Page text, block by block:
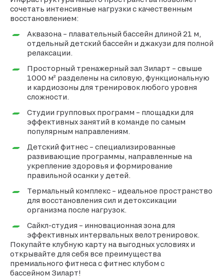
сочетать интенсивные нагрузки с качественным
восстановлением:
Аквазона – плавательный бассейн длиной 21 м,
отдельный детский бассейн и джакузи для полной
релаксации.
Просторный тренажерный зал Зиларт – свыше
1000 м² разделены на силовую, функциональную
и кардиозоны для тренировок любого уровня
сложности.
Студии групповых программ – площадки для
эффективных занятий в команде по самым
популярным направлениям.
Детский фитнес – специализированные
развивающие программы, направленные на
укрепление здоровья и формирование
правильной осанки у детей.
Термальный комплекс – идеальное пространство
для восстановления сил и детоксикации
организма после нагрузок.
Сайкл-студия – инновационная зона для
эффективных интервальных велотренировок.
Покупайте клубную карту на выгодных условиях и
открывайте для себя все преимущества
премиального фитнеса с фитнес клубом с
бассейном Зиларт!